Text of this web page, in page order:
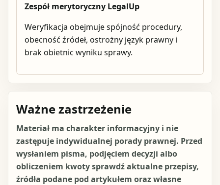
Zespół merytoryczny LegalUp
Weryfikacja obejmuje spójność procedury,
obecność źródeł, ostrożny język prawny i
brak obietnic wyniku sprawy.
Ważne zastrzeżenie
Materiał ma charakter informacyjny i nie
zastępuje indywidualnej porady prawnej. Przed
wysłaniem pisma, podjęciem decyzji albo
obliczeniem kwoty sprawdź aktualne przepisy,
źródła podane pod artykułem oraz własne